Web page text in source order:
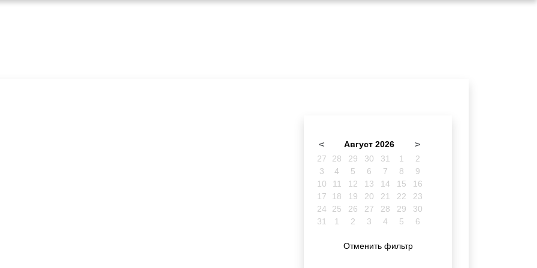
< Август 2026 >
27 28 29 30 31 1
2
3
4 5 6 7 8
9
10
11 12 13 14 15
16
17
18 19 20 21 22
23
24
25 26 27 28 29
30
31
1 2 3 4 5 6
Отменить фильтр